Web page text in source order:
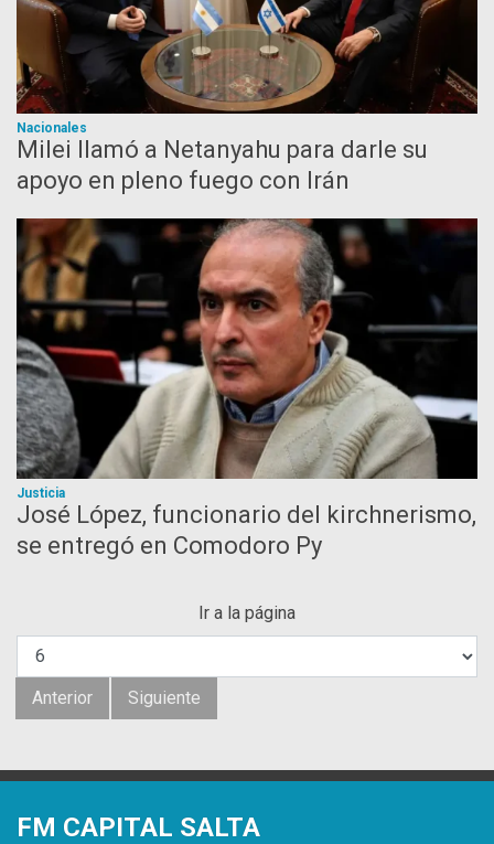
Nacionales
Milei llamó a Netanyahu para darle su
apoyo en pleno fuego con Irán
Justicia
José López, funcionario del kirchnerismo,
se entregó en Comodoro Py
Ir a la página
Anterior Siguiente
FM CAPITAL SALTA